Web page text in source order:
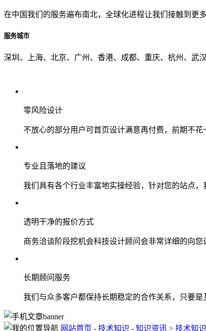
从哪里了解到我们？
在中国我们的服务遍布南北，全球化进程让我们接触到更
服务城市
深圳、上海、北京、广州、香港、成都、重庆、杭州、武
零风险设计
不放心的部分用户可首页设计满意再付费，前期不
专业且落地的建议
我们具有各个行业丰富地实操经验，针对您的站点
透明干净的报价方式
商务洽谈阶段挖机会科技设计顾问会非常详细的向
长期顾问服务
我们与众多客户都保持长期稳定的合作关系，只要
网站首页 - 技术知识 - 知识资讯 > 技术知识